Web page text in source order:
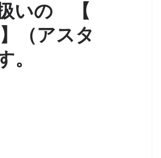
扱いの 【
（アスタ
。